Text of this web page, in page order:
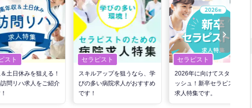
スト
土日休みを狙える！
問リハ求人をご紹介
セラピスト
スキルアップを狙うなら、学
びの多い病院求人がおすすめ
です！
セラピスト
2026年に向けてスタートダ
ッシュ！新卒セラピスト向け
求人特集です。